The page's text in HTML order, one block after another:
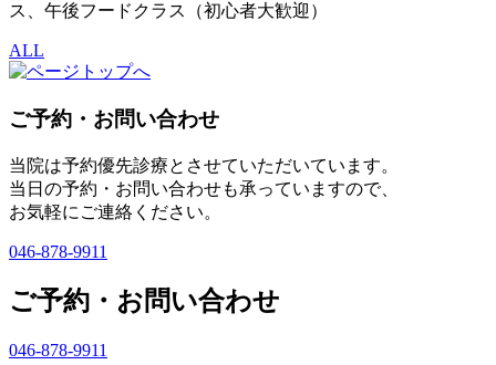
ス、午後フードクラス（初心者大歓迎）
ALL
ご予約・お問い合わせ
当院は予約優先診療とさせていただいています。
当日の予約・お問い合わせも承っていますので、
お気軽にご連絡ください。
046-878-9911
ご予約・お問い合わせ
046-878-9911